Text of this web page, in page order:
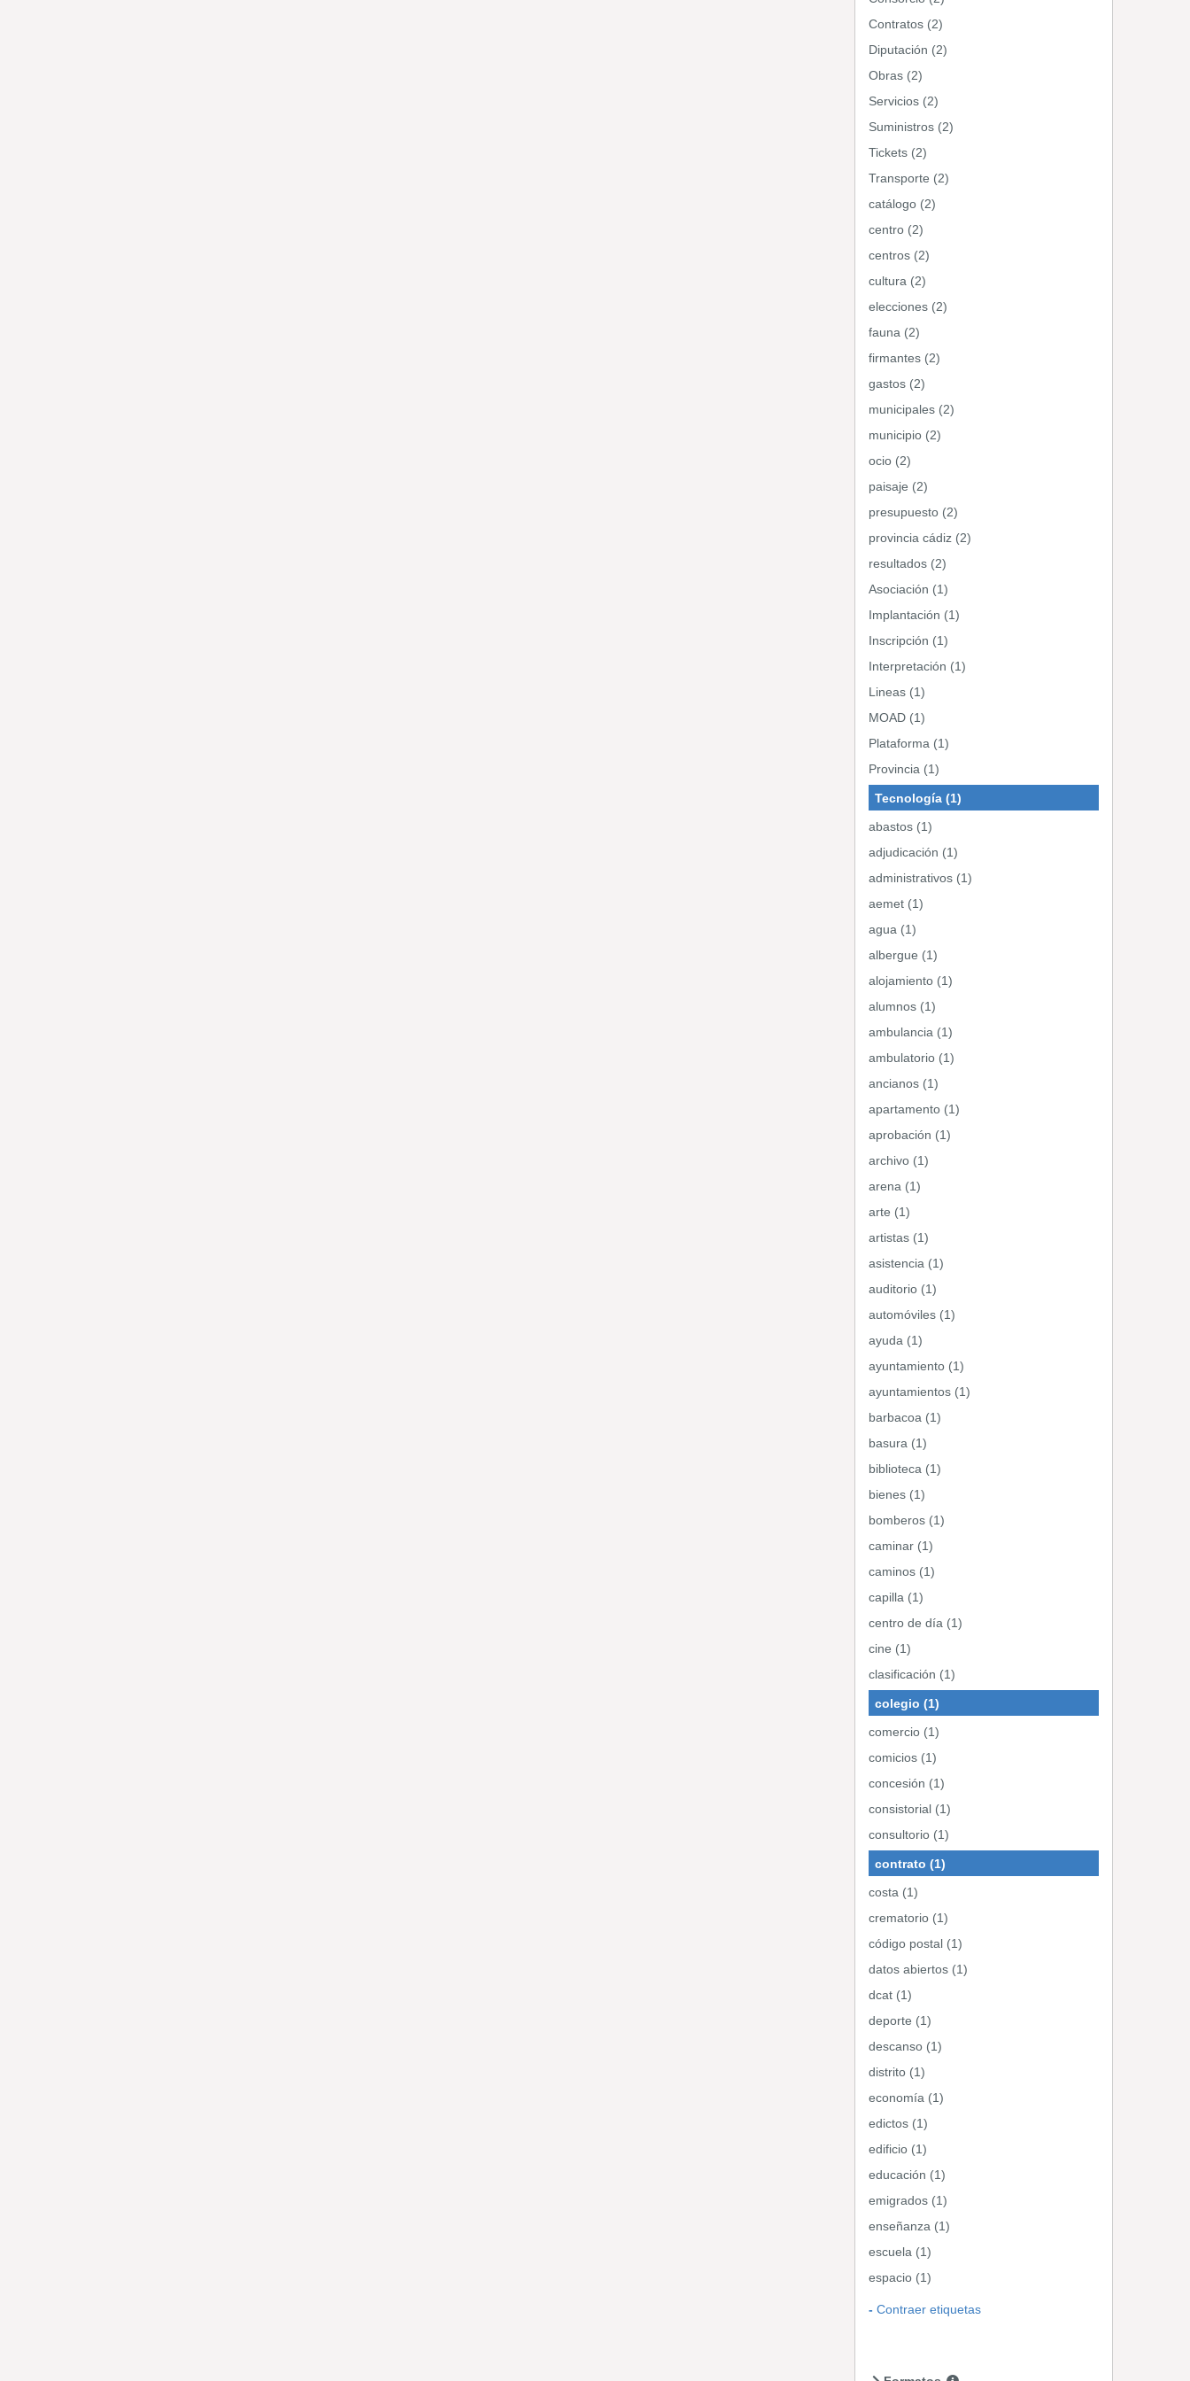
Contratos (2)
Diputación (2)
Obras (2)
Servicios (2)
Suministros (2)
Tickets (2)
Transporte (2)
catálogo (2)
centro (2)
centros (2)
cultura (2)
elecciones (2)
fauna (2)
firmantes (2)
gastos (2)
municipales (2)
municipio (2)
ocio (2)
paisaje (2)
presupuesto (2)
provincia cádiz (2)
resultados (2)
Asociación (1)
Implantación (1)
Inscripción (1)
Interpretación (1)
Lineas (1)
MOAD (1)
Plataforma (1)
Provincia (1)
Tecnología (1)
abastos (1)
adjudicación (1)
administrativos (1)
aemet (1)
agua (1)
albergue (1)
alojamiento (1)
alumnos (1)
ambulancia (1)
ambulatorio (1)
ancianos (1)
apartamento (1)
aprobación (1)
archivo (1)
arena (1)
arte (1)
artistas (1)
asistencia (1)
auditorio (1)
automóviles (1)
ayuda (1)
ayuntamiento (1)
ayuntamientos (1)
barbacoa (1)
basura (1)
biblioteca (1)
bienes (1)
bomberos (1)
caminar (1)
caminos (1)
capilla (1)
centro de día (1)
cine (1)
clasificación (1)
colegio (1)
comercio (1)
comicios (1)
concesión (1)
consistorial (1)
consultorio (1)
contrato (1)
costa (1)
crematorio (1)
código postal (1)
datos abiertos (1)
dcat (1)
deporte (1)
descanso (1)
distrito (1)
economía (1)
edictos (1)
edificio (1)
educación (1)
emigrados (1)
enseñanza (1)
escuela (1)
espacio (1)
Contraer etiquetas